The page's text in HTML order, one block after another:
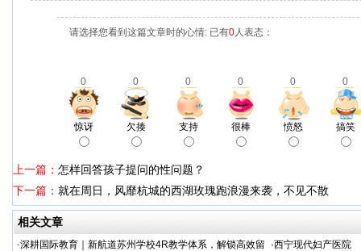
请选择您看到这篇文章时的心情: 已有0人表态：
0 0 0 0 0 0
惊讶 欠揍 支持 很棒 愤怒 搞笑
上一篇： 怎样回答孩子提问的性问题？
下一篇： 就在周日，风靡杭城的西湖玫瑰跑浪漫来袭，不见不散
相关文章
·深耕国际教育｜新航道苏州学校4R教学体系，解锁高效留
·西宁现代妇产医院